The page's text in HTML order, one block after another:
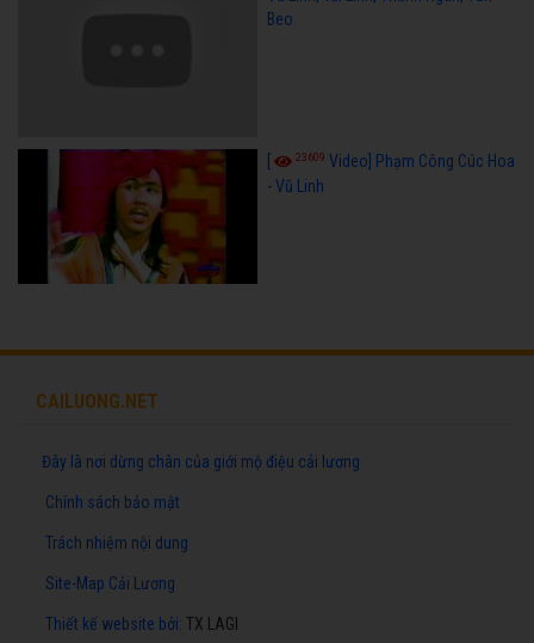
Beo
23609 Video] Phạm Công Cúc Hoa
- Vũ Linh
CAILUONG.NET
Đây là nơi dừng chân của giới mộ điệu cải lương
Chính sách bảo mật
Trách nhiệm nội dung
Site-Map Cải Lương
Thiết kế website bởi: TX LAGI